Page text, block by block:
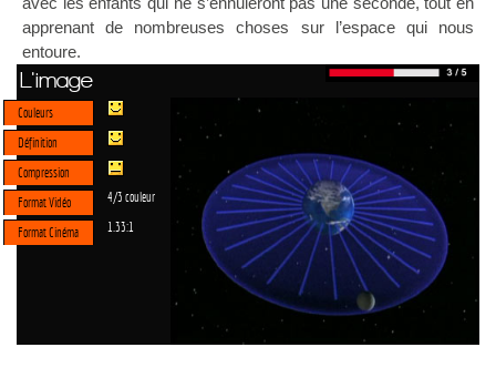
apprenant de nombreuses choses sur l’espace qui nous
entoure.
L'image
Couleurs
Définition
Compression
Format Vidéo
4/3 couleur
Format Cinéma 1.33:1